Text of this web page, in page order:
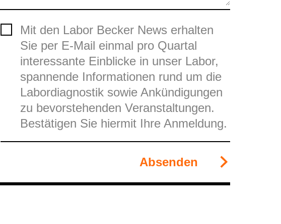
Mit den Labor Becker News erhalten
Sie per E-Mail einmal pro Quartal
interessante Einblicke in unser Labor,
spannende Informationen rund um die
Labordiagnostik sowie Ankündigungen
zu bevorstehenden Veranstaltungen.
Bestätigen Sie hiermit Ihre Anmeldung.
Absenden